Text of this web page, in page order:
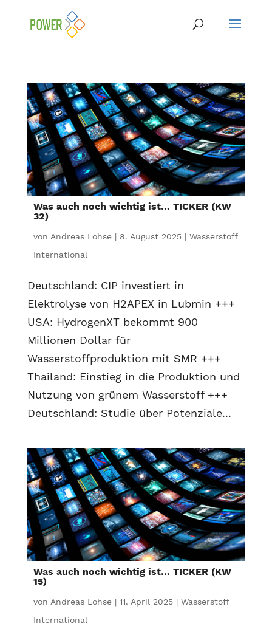
Was auch noch wichtig ist… TICKER (KW
32)
von Andreas Lohse| 8. August 2025| Wasserstoff
International
Deutschland: CIP investiert in
Elektrolyse von H2APEX in Lubmin +++
USA: HydrogenXT bekommt 900
Millionen Dollar für
Wasserstoffproduktion mit SMR +++
Thailand: Einstieg in die Produktion und
Nutzung von grünem Wasserstoff +++
Deutschland: Studie über Potenziale...
Was auch noch wichtig ist… TICKER (KW
15)
von Andreas Lohse| 11. April 2025| Wasserstoff
International